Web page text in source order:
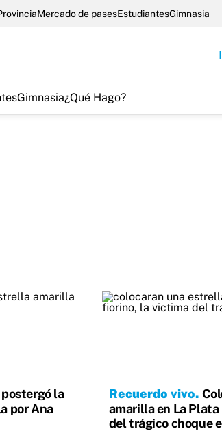
Mercado de pasesEstudiantesGimnasia
Gimnasia¿Qué Hago?
postergó la
por Ana
Recuerdo vivo
amarilla en La
del trágico choque